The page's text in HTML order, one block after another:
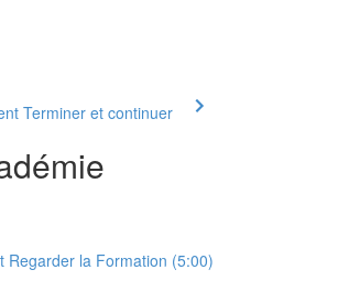
Terminer et continuer
Regarder la Formation (5:00)